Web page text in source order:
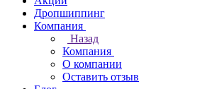
Дропшиппинг
Компания
Назад
Компания
О компании
Оставить отзыв